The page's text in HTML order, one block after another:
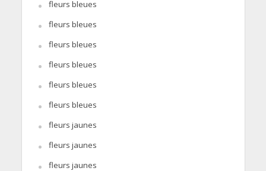
fleurs bleues
fleurs bleues
fleurs bleues
fleurs bleues
fleurs bleues
fleurs bleues
fleurs jaunes
fleurs jaunes
fleurs jaunes